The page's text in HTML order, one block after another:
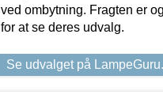
ved ombytning. Fragten er
for at se deres udvalg.
Se udvalget på